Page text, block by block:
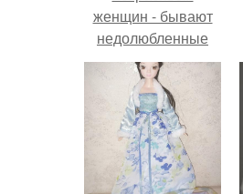
женщин - бывают
недолюбленные
дочери!